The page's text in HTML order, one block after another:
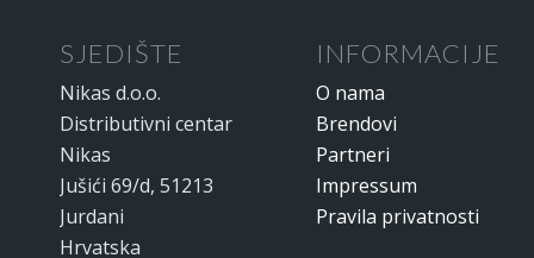
SJEDIŠTE
Nikas d.o.o.
Distributivni centar
Nikas
Jušići 69/d, 51213
Jurdani
Hrvatska
INFORMACIJE
O nama
Brendovi
Partneri
Impressum
Pravila privatnosti